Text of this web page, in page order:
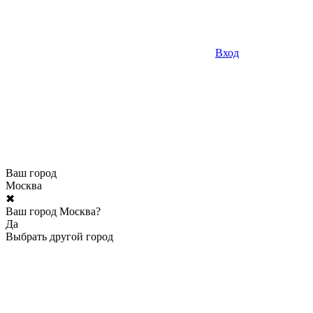
Вход
Ваш город
Москва
✖
Ваш город Москва?
Да
Выбрать другой город